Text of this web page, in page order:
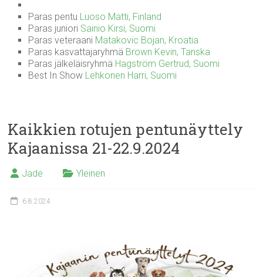
Paras pentu Luoso Matti, Finland
Paras juniori Sainio Kirsi, Suomi
Paras veteraani Matakovic Bojan, Kroatia
Paras kasvattajaryhmä Brown Kevin, Tanska
Paras jälkeläisryhmä Hagström Gertrud, Suomi
Best In Show Lehkonen Harri, Suomi
Kaikkien rotujen pentunäyttely
Kajaanissa 21-22.9.2024
Jade Yleinen
6.8.2024